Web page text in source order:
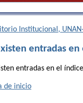
Institucional,
entradas en
entradas en el
de inicio